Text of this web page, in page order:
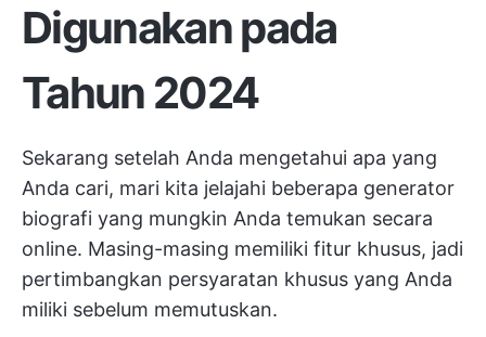
Digunakan pada
Tahun 2024
Sekarang setelah Anda mengetahui apa yang
Anda cari, mari kita jelajahi beberapa generator
biografi yang mungkin Anda temukan secara
online. Masing-masing memiliki fitur khusus, jadi
pertimbangkan persyaratan khusus yang Anda
miliki sebelum memutuskan.